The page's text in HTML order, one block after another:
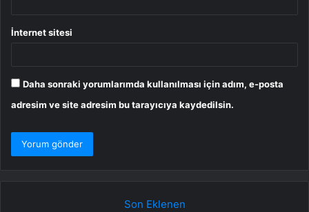
İnternet sitesi
Daha sonraki yorumlarımda kullanılması için adım, e-posta
adresim ve site adresim bu tarayıcıya kaydedilsin.
Son Eklenen